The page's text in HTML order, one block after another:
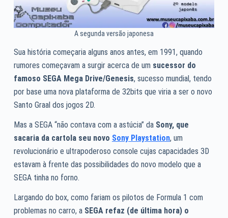
A segunda versão japonesa
Sua história começaria alguns anos antes, em 1991, quando
rumores começavam a surgir acerca de um sucessor do
famoso SEGA Mega Drive/Genesis, sucesso mundial, tendo
por base uma nova plataforma de 32bits que viria a ser o novo
Santo Graal dos jogos 2D.
Mas a SEGA “não contava com a astúcia” da Sony, que
sacaria da cartola seu novo Sony Playstation, um
revolucionário e ultrapoderoso console cujas capacidades 3D
estavam à frente das possibilidades do novo modelo que a
SEGA tinha no forno.
Largando do box, como fariam os pilotos de Formula 1 com
problemas no carro, a SEGA refaz (de última hora) o